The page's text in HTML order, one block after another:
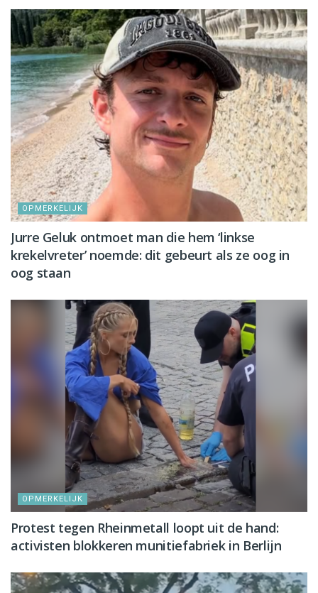
OPMERKELIJK
Jurre Geluk ontmoet man die hem ‘linkse
krekelvreter’ noemde: dit gebeurt als ze oog in
oog staan
OPMERKELIJK
Protest tegen Rheinmetall loopt uit de hand:
activisten blokkeren munitiefabriek in Berlijn